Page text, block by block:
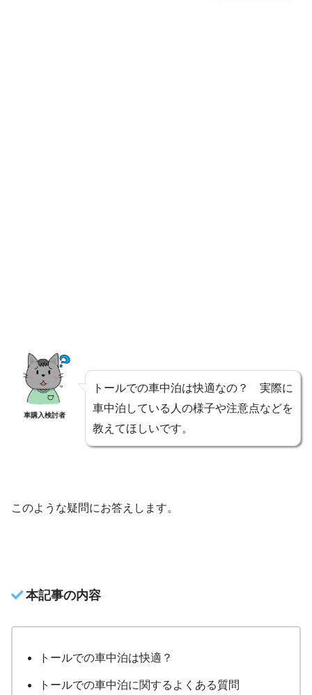
車購入検討者
トールでの車中泊は快適なの？ 実際に
車中泊している人の様子や注意点などを
教えてほしいです。
このような疑問にお答えします。
本記事の内容
トールでの車中泊は快適？
トールでの車中泊に関するよくある質問